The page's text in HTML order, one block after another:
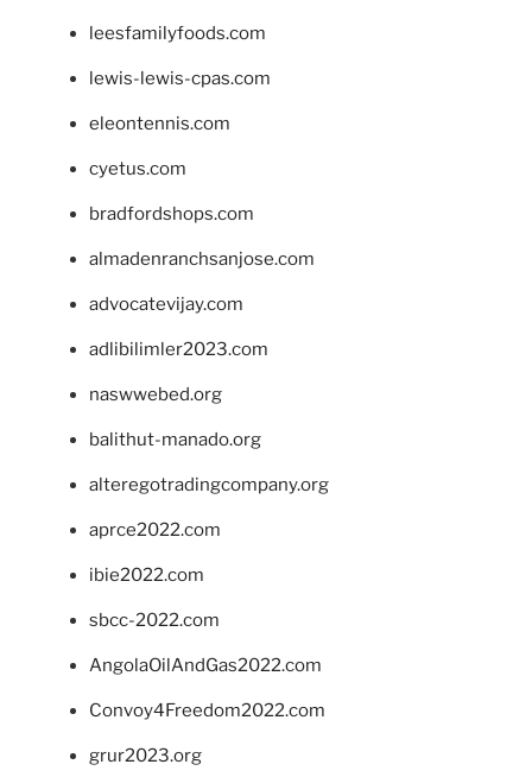
leesfamilyfoods.com
lewis-lewis-cpas.com
eleontennis.com
cyetus.com
bradfordshops.com
almadenranchsanjose.com
advocatevijay.com
adlibilimler2023.com
naswwebed.org
balithut-manado.org
alteregotradingcompany.org
aprce2022.com
ibie2022.com
sbcc-2022.com
AngolaOilAndGas2022.com
Convoy4Freedom2022.com
grur2023.org